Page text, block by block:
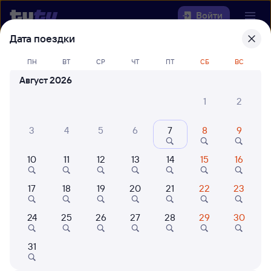
Войти
Выберите день, чтобы найтиж/д
билеты Залари — Горячий Ключ
42 млн путешествуют с
Когда
Кто едет
Дата поездки
ПН ВТ СР ЧТ ПТ СБ ВС
Август 2026
1
2
3 4 5 6 7 8 9
10 11 12 13 14 15 16
17 18 19 20 21 22 23
24 25 26 27 28 29 30
31